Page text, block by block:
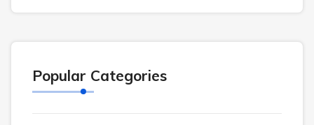
Popular Categories